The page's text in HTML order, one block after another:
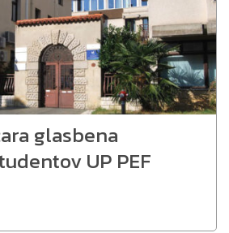
glasbena
UP PEF